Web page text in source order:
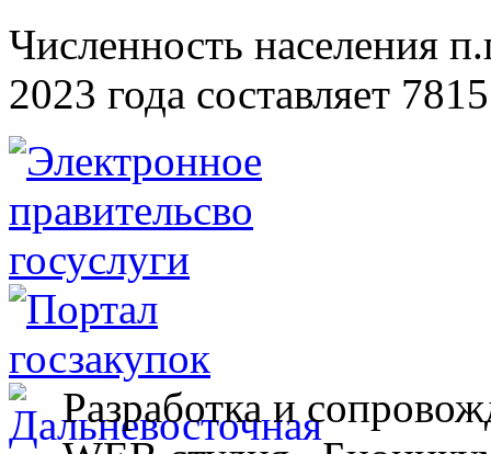
Численность населения
2023 года составляет
Разработка и